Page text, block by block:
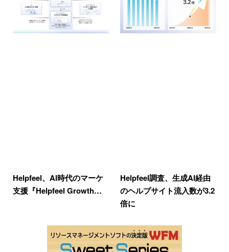
Helpfeel、AI時代のマーケ
支援『Helpfeel Growth…
Helpfeel調査、生成AI経由
のヘルプサイト流入数が3.2
倍に